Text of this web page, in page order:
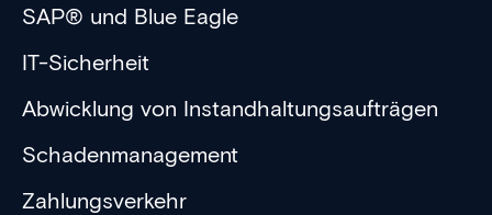
SAP® und Blue Eagle
IT-Sicherheit
Abwicklung von Instandhaltungsaufträgen
Schadenmanagement
Zahlungsverkehr